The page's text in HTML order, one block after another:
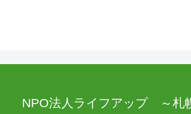
NPO法人ライフアップ ～札